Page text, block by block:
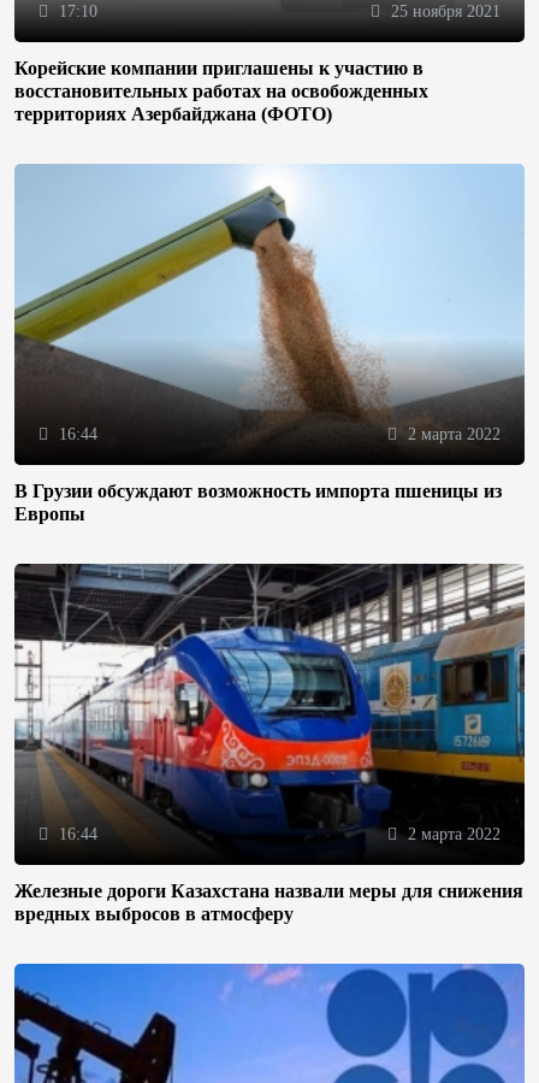
17:10 25 ноября 2021
Корейские компании приглашены к участию в
восстановительных работах на освобожденных
территориях Азербайджана (ФОТО)
16:44 2 марта 2022
В Грузии обсуждают возможность импорта пшеницы из
Европы
16:44 2 марта 2022
Железные дороги Казахстана назвали меры для снижения
вредных выбросов в атмосферу